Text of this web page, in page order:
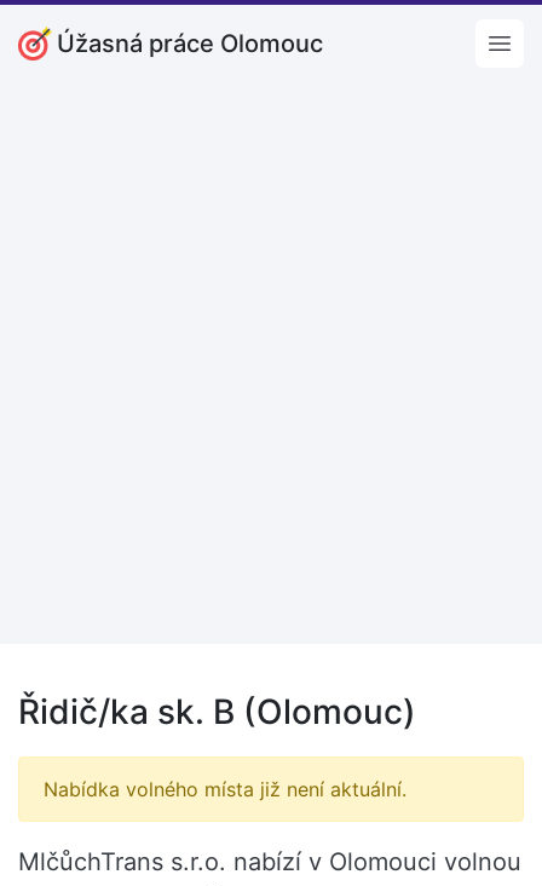
Úžasná práce Olomouc
Řidič/ka sk. B (Olomouc)
Nabídka volného místa již není aktuální.
MlčůchTrans s.r.o. nabízí v Olomouci volnou